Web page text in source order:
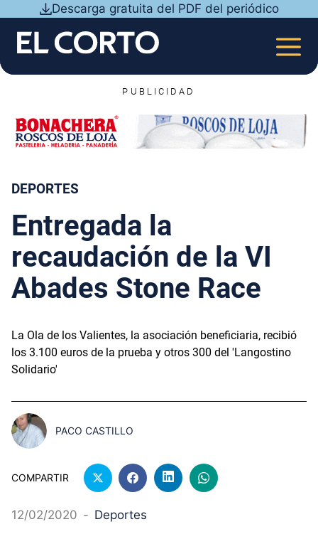
contenido
Descarga gratuita del PDF del periódico
PUBLICIDAD
DEPORTES
Entregada la
recaudación de la VI
Abades Stone Race
La Ola de los Valientes, la asociación beneficiaria, recibió
los 3.100 euros de la prueba y otros 300 del 'Langostino
Solidario'
PACO CASTILLO
COMPARTIR
12/02/2020 - Deportes